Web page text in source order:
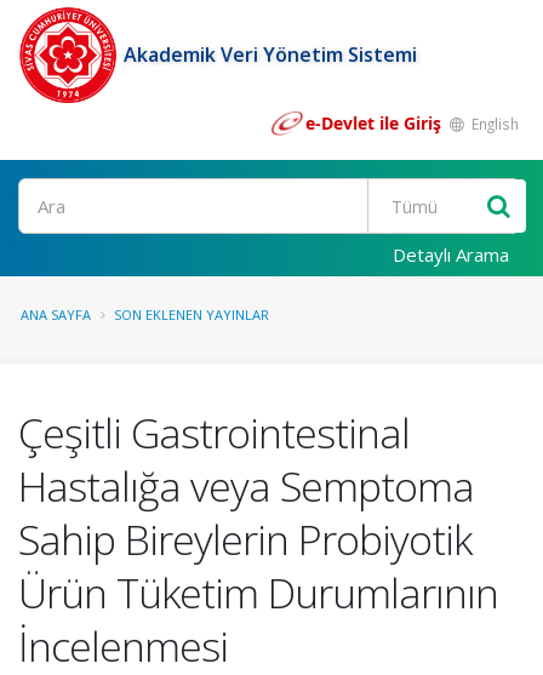
Akademik Veri Yönetim Sistemi
e-Devlet ile Giriş English
Ara
Detaylı Arama
ANA SAYFA SON EKLENEN YAYINLAR
Çeşitli Gastrointestinal
Hastalığa veya Semptoma
Sahip Bireylerin Probiyotik
Ürün Tüketim Durumlarının
İncelenmesi